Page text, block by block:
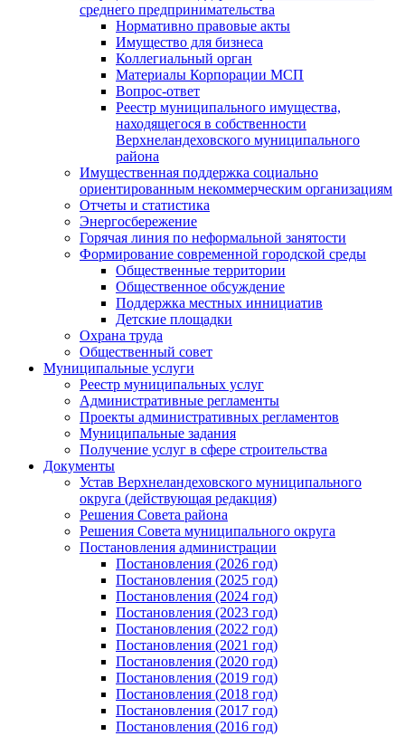
среднего предпринимательства
Нормативно правовые акты
Имущество для бизнеса
Коллегиальный орган
Материалы Корпорации МСП
Вопрос-ответ
Реестр муниципального имущества,
находящегося в собственности
Верхнеландеховского муниципального
района
Имущественная поддержка социально
ориентированным некоммерческим организациям
Отчеты и статистика
Энергосбережение
Горячая линия по неформальной занятости
Формирование современной городской среды
Общественные территории
Общественное обсуждение
Поддержка местных иннициатив
Детские площадки
Охрана труда
Общественный совет
Муниципальные услуги
Реестр муниципальных услуг
Административные регламенты
Проекты административных регламентов
Муниципальные задания
Получение услуг в сфере строительства
Документы
Устав Верхнеландеховского муниципального
округа (действующая редакция)
Решения Совета района
Решения Совета муниципального округа
Постановления администрации
Постановления (2026 год)
Постановления (2025 год)
Постановления (2024 год)
Постановления (2023 год)
Постановления (2022 год)
Постановления (2021 год)
Постановления (2020 год)
Постановления (2019 год)
Постановления (2018 год)
Постановления (2017 год)
Постановления (2016 год)